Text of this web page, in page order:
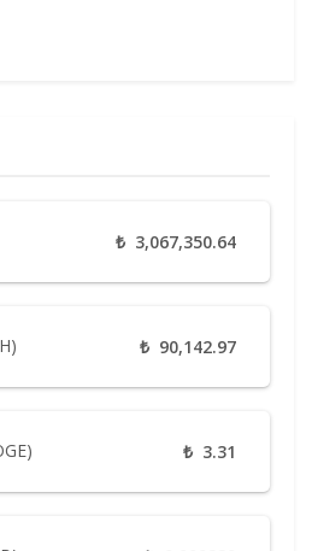
₺ 3,067,350.64
₺ 90,142.97
₺ 3.31